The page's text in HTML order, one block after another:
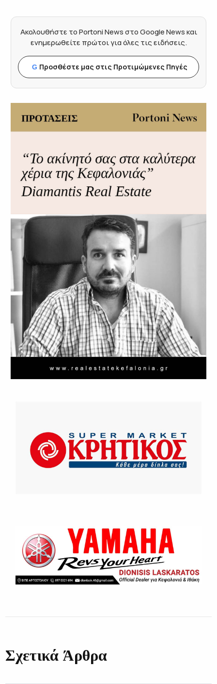
Ακολουθήστε το Portoni News στο Google News και
ενημερωθείτε πρώτοι για όλες τις ειδήσεις.
G Προσθέστε μας στις Προτιμώμενες Πηγές
Σχετικά Άρθρα